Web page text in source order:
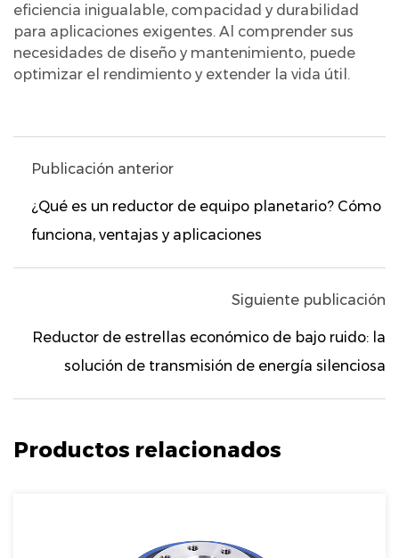
eficiencia inigualable, compacidad y durabilidad
para aplicaciones exigentes. Al comprender sus
necesidades de diseño y mantenimiento, puede
optimizar el rendimiento y extender la vida útil.
Publicación anterior
¿Qué es un reductor de equipo planetario? Cómo
funciona, ventajas y aplicaciones
Siguiente publicación
Reductor de estrellas económico de bajo ruido: la
solución de transmisión de energía silenciosa
Productos relacionados